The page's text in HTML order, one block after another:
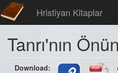
Hristiyan Kitaplar
Tanrı'nın
Download: